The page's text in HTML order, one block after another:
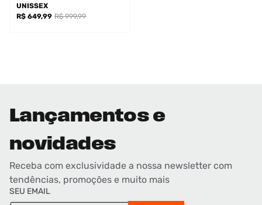
UNISSEX
R$ 649,99 R$ 999,99
Lançamentos e
novidades
Receba com exclusividade a nossa newsletter com
tendências, promoções e muito mais
SEU EMAIL